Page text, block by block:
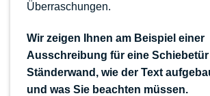
Überraschungen.
Wir zeigen Ihnen am Beispiel einer
Ausschreibung für eine
Ständerwand, wie der Text
und was Sie beachten müssen.